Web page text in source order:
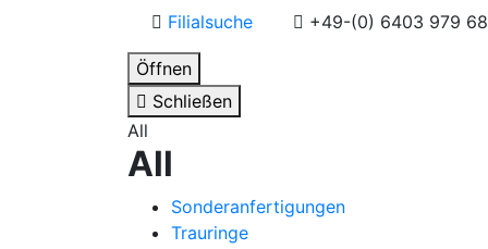
Filialsuche +49-(0) 6403 979
Öffnen
Schließen
All
All
Sonderanfertigungen
Trauringe